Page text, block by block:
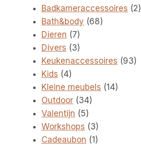
Badkameraccessoires 22
Bath&body 6868
Dieren 77
producten
Divers 33
producten
Keukenaccessoires 9393
Kids 44
producten
Kleine meubels 1414
Outdoor 3434
Valentijn 55
producten
Workshops 33
producten
Cadeaubon 11